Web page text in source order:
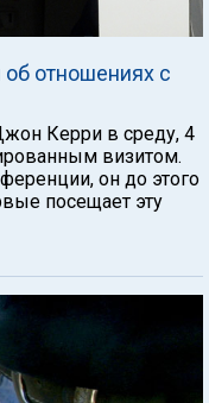
отношениях с
Керри в среду, 4
визитом.
он до этого
посещает эту